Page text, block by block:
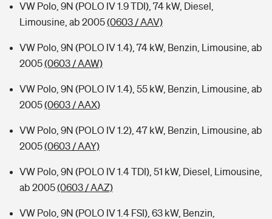
VW Polo, 9N (POLO IV 1.9 TDI), 74 kW, Diesel,
Limousine, ab 2005(0603 / AAV)
VW Polo, 9N (POLO IV 1.4), 74 kW, Benzin, Limousine, ab
2005(0603 / AAW)
VW Polo, 9N (POLO IV 1.4), 55 kW, Benzin, Limousine, ab
2005(0603 / AAX)
VW Polo, 9N (POLO IV 1.2), 47 kW, Benzin, Limousine, ab
2005(0603 / AAY)
VW Polo, 9N (POLO IV 1.4 TDI), 51 kW, Diesel, Limousine,
ab 2005(0603 / AAZ)
VW Polo, 9N (POLO IV 1.4 FSI), 63 kW, Benzin,